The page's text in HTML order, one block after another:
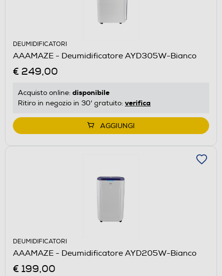
DEUMIDIFICATORI
AAAMAZE - Deumidificatore AYD305W-Bianco
€ 249,00
Acquisto online: disponibile
Ritiro in negozio in 30' gratuito: verifica
AGGIUNGI
DEUMIDIFICATORI
AAAMAZE - Deumidificatore AYD205W-Bianco
€ 199,00